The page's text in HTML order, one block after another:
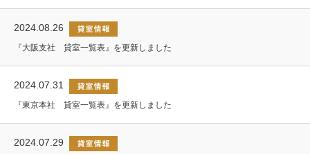
2024.08.26
『大阪支社 貸室一覧表』を更新しました
2024.07.31
『東京本社 貸室一覧表』を更新しました
2024.07.29